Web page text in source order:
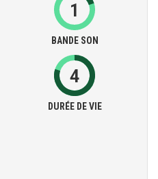
1
BANDE SON
4
DURÉE DE VIE